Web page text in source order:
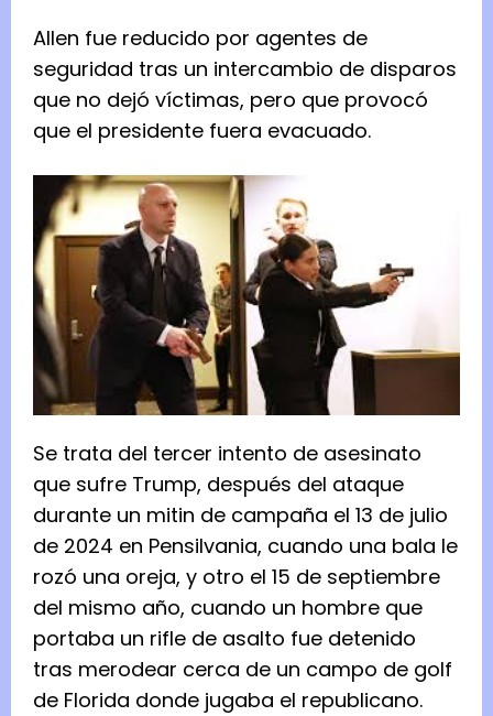
Allen fue reducido por agentes de
seguridad tras un intercambio de disparos
que no dejó víctimas, pero que provocó
que el presidente fuera evacuado.
Se trata del tercer intento de asesinato
que sufre Trump, después del ataque
durante un mitin de campaña el 13 de julio
de 2024 en Pensilvania, cuando una bala le
rozó una oreja, y otro el 15 de septiembre
del mismo año, cuando un hombre que
portaba un rifle de asalto fue detenido
tras merodear cerca de un campo de golf
de Florida donde jugaba el republicano.